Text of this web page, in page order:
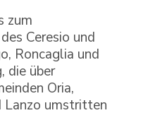
zum
Ceresio und
Roncaglia und
die über
Oria,
Lanzo umstritten